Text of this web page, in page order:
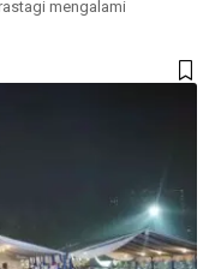
mengalami